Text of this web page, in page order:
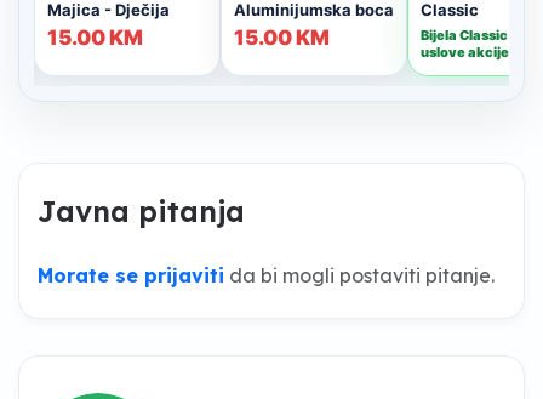
Javna pitanja
Morate se prijaviti da bi mogli postaviti pitanje.